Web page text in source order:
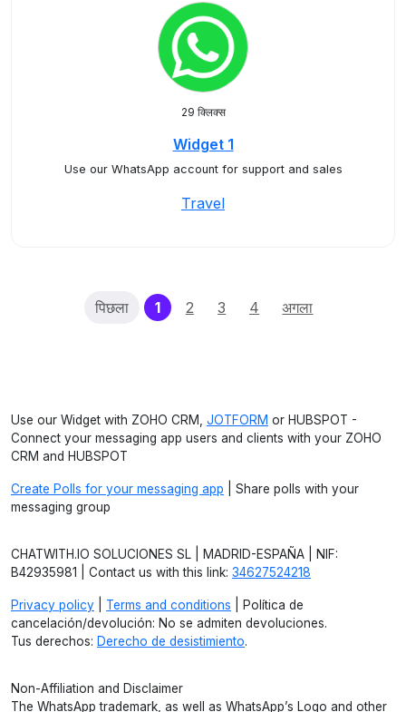
29 क्लिक्स
Widget 1
Use our WhatsApp account for support and sales
Travel
पिछला 1(current)
2 3 4 अगला
Use our Widget with ZOHO CRM, JOTFORM or HUBSPOT -
Connect your messaging app users and clients with your ZOHO
CRM and HUBSPOT
Create Polls for your messaging app | Share polls with your
messaging group
CHATWITH.IO SOLUCIONES SL | MADRID-ESPAÑA | NIF:
B42935981 | Contact us with this link: 34627524218
Privacy policy Terms and conditions | Política de
cancelación/devolución: No se admiten devoluciones.
Tus derechos: Derecho de desistimiento.
Non-Affiliation and Disclaimer
The WhatsApp trademark, as well as WhatsApp’s Logo and other